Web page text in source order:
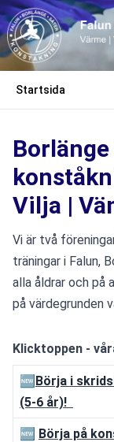
Startsida
Vilja |
Vi är två
träningar i Falun,
alla åldrar och på
på värdegrunden
Klicktoppen -
🆕Börja i
(5-6 år)!
🆕 Börja på